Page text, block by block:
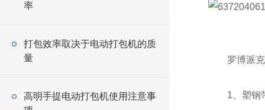
率
打包效率取决于电动打包机的质
量
高明手提电动打包机使用注意事
罗博派克
1、塑钢带